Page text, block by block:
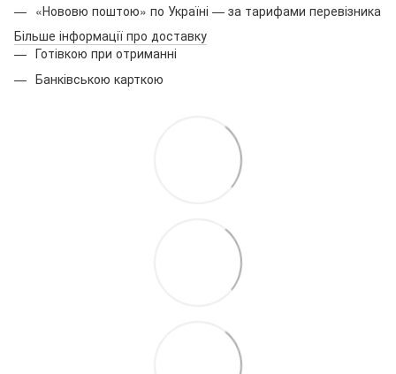
«Нововю поштою» по Україні — за тарифами перевізника
Більше інформації про доставку
Готівкою при отриманні
Банківською карткою